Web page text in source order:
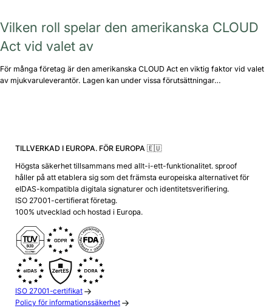
Vilken roll spelar den amerikanska CLOUD
Act vid valet av
För många företag är den amerikanska CLOUD Act en viktig faktor vid valet
av mjukvaruleverantör. Lagen kan under vissa förutsättningar…
TILLVERKAD I EUROPA. FÖR EUROPA 🇪🇺
Högsta säkerhet tillsammans med allt-i-ett-funktionalitet. sproof
håller på att etablera sig som det främsta europeiska alternativet för
eIDAS-kompatibla digitala signaturer och identitetsverifiering.
ISO 27001-certifierat företag.
100% utvecklad och hostad i Europa.
ISO 27001-certifikat
Policy för informationssäkerhet